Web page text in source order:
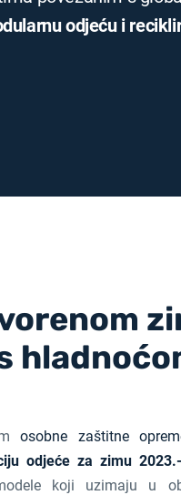
odjeću i
osobne zaštitne
odjeće za zimu
koji uzimaju u